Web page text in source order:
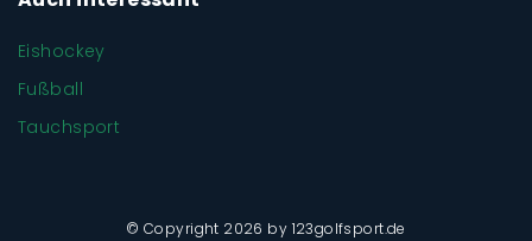
Eishockey
Fußball
Tauchsport
© Copyright 2026 by 123golfsport.de